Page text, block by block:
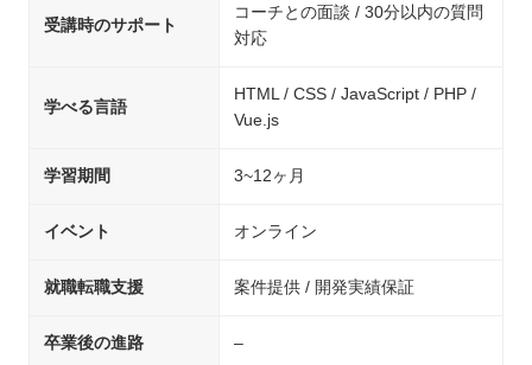
受講時のサポート
コーチとの面談 / 30分以内の質問
対応
学べる言語
HTML / CSS / JavaScript / PHP /
Vue.js
学習期間 3~12ヶ月
イベント オンライン
就職転職支援 案件提供 / 開発実績保証
卒業後の進路 –